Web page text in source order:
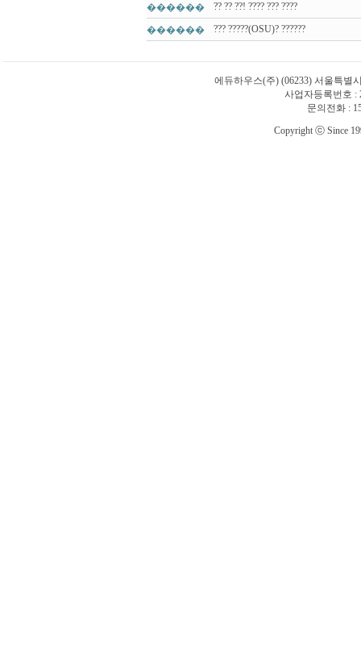
������ ?? ?? ??! ???? ??? ????
������ ??? ?????(OSU)? ??????
에듀하우스(주) (06233) 서울특별
사업자등록번호 :
문의전화 :
Copyright ⓒ Since